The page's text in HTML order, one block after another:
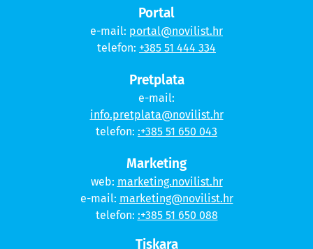
Portal
e-mail: portal@novilist.hr
telefon: +385 51 444 334
Pretplata
e-mail:
info.pretplata@novilist.hr
telefon: :+385 51 650 043
Marketing
web: marketing.novilist.hr
e-mail: marketing@novilist.hr
telefon: :+385 51 650 088
Tiskara